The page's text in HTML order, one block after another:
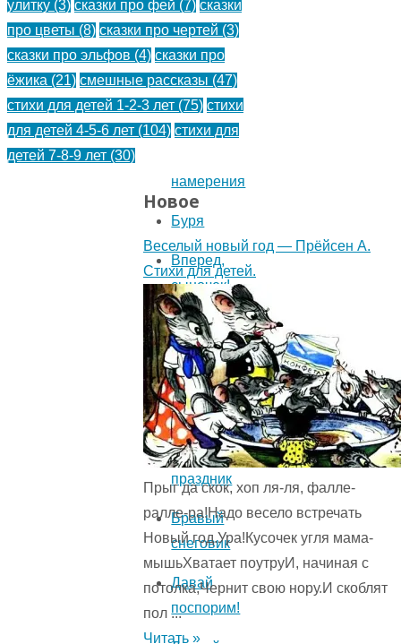
Я
отомщу!
Покупка
метлы
намерения
Буря
Вперед,
сыночек!
Хороший
урок
Нежданные
гости
Заколдованный
праздник
Бравый
снеговик
Давай
поспорим!
улитку (3) сказки про фей (7) сказки
про цветы (8) сказки про чертей (3)
сказки про эльфов (4) сказки про
ёжика (21) смешные рассказы (47)
стихи для детей 1-2-3 лет (75) стихи
для детей 4-5-6 лет (104) стихи для
детей 7-8-9 лет (30)
Новое
Веселый новый год — Прёйсен А.
Стихи для детей.
Прыг да скок, хоп ля-ля, фалле-
ралле-ра!Надо весело встречать
Новый год.Ура!Кусочек угля мама-
мышьХватает поутруИ, начиная с
потолка,Чернит свою нору.И скоблят
пол ...
Читать »